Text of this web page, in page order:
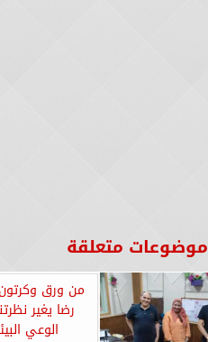
موضوعات متعلقة
من ورق
رضا يغير
الوعي